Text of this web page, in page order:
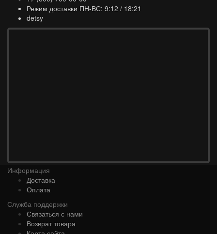
Режим доставки ПН-ВС: 9:12 / 18:21
detsy
Информация
Доставка
Оплата
Служба поддержки
Связаться с нами
Возврат товара